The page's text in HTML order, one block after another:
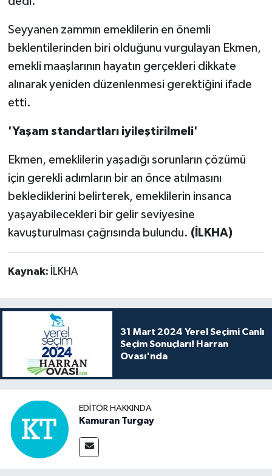
Seyyanen zammın emeklilerin en önemli
beklentilerinden biri olduğunu vurgulayan Ekmen,
emekli maaşlarının hayatın gerçekleri dikkate
alınarak yeniden düzenlenmesi gerektiğini ifade
etti.
'Yaşam standartları iyileştirilmeli'
Ekmen, emeklilerin yaşadığı sorunların çözümü
için gerekli adımların bir an önce atılmasını
beklediklerini belirterek, emeklilerin insanca
yaşayabilecekleri bir gelir seviyesine
kavuşturulması çağrısında bulundu. (İLKHA)
Kaynak: İLKHA
31 Mart 2024 Yerel Seçimi Canlı
Seçim Sonuçları! Harran
Ovası'nda
EDITÖR HAKKINDA
Kamuran Turgay